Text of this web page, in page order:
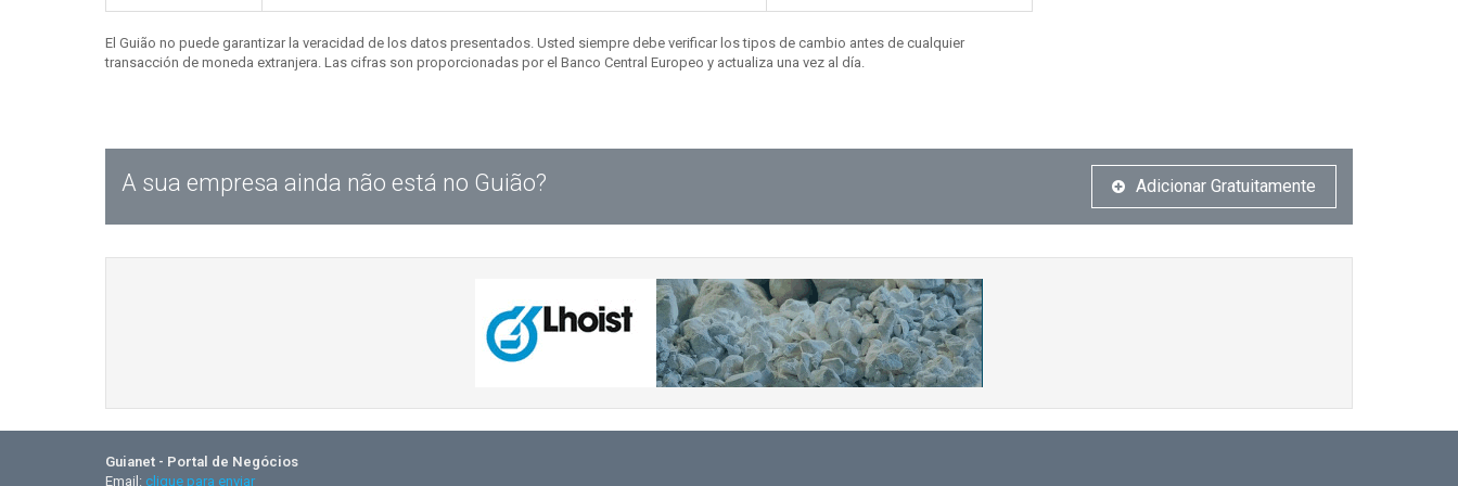
El Guião no puede garantizar la veracidad de los datos presentados. Usted siempre debe verificar los tipos de cambio antes de cualquier
transacción de moneda extranjera. Las cifras son proporcionadas por el Banco Central Europeo y actualiza una vez al día.
A sua empresa ainda não está no Guião? Adicionar Gratuitamente
Guianet - Portal de Negócios
Email: clique para enviar